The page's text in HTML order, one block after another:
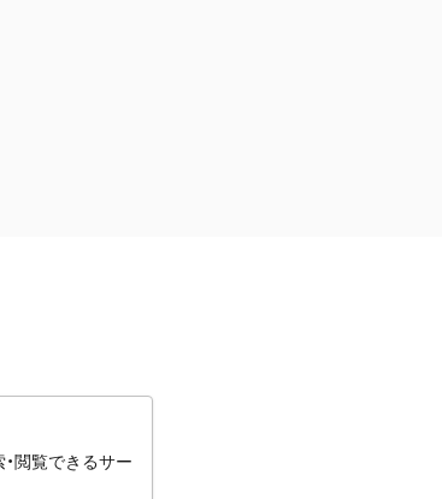
閲覧できるサー